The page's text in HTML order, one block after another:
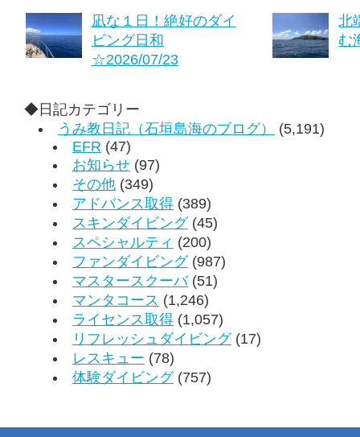
凪な１日！絶好のダイ
ビング日和
☆2026/07/23
北
む
◆日記カテゴリー
うみ教日記（石垣島海のブログ）
(5,191)
EFR (47)
お知らせ (97)
その他 (349)
アドバンス取得 (389)
スキンダイビング(45)
スペシャルティ (200)
ファンダイビング(987)
マスタースクーバ(51)
マンタコース (1,246)
ライセンス取得 (1,057)
リフレッシュダイビング(17)
レスキュー (78)
体験ダイビング(757)